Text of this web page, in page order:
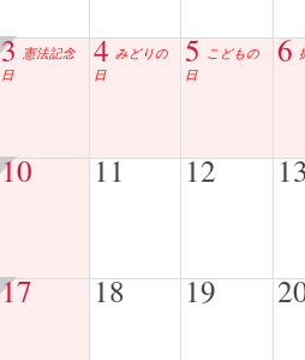
3 憲法記念
日
4 みどりの
日
5 こどもの
日
6
10 11 12
17 18 19